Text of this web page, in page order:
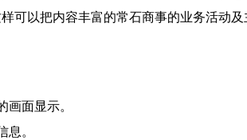
可以把内容丰富的常石商事的业务活动
面显示。
。